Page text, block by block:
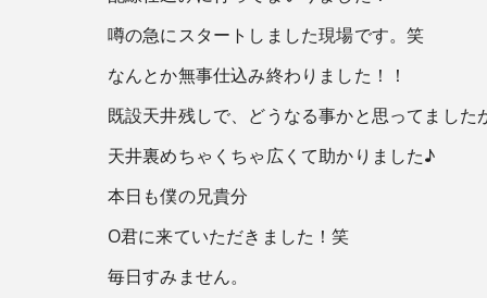
噂の急にスタートしました現場です。笑
なんとか無事仕込み終わりました！！
既設天井残しで、どうなる事かと思ってました
天井裏めちゃくちゃ広くて助かりました♪
本日も僕の兄貴分
O君に来ていただきました！笑
毎日すみません。